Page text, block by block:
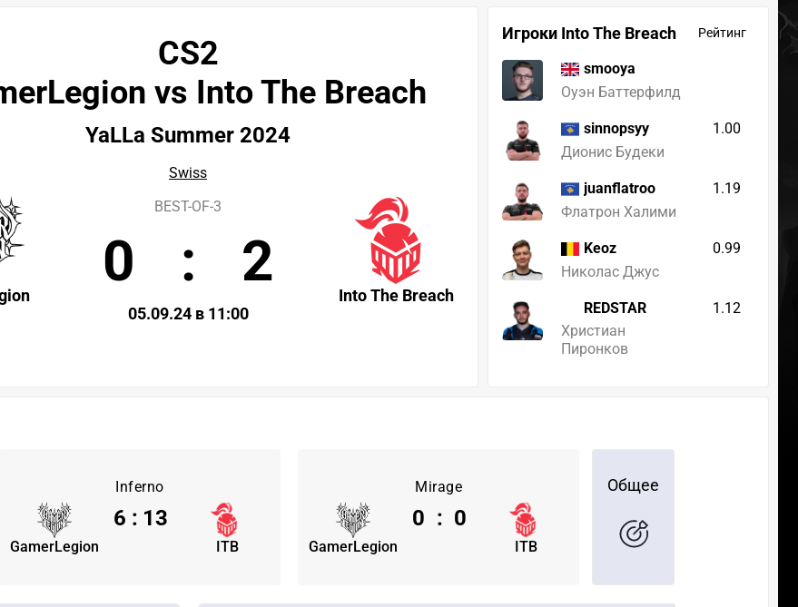
Игроки Into The Breach Рейтинг
smooya
Оуэн Баттерфилд
sinnopsyy
Дионис Будеки
1.00
juanflatroo
Флатрон Халими
1.19
Keoz
Николас Джус
0.99
REDSTAR
Христиан
Пиронков
1.12
CS2
vs Into The Breach
YaLLa Summer 2024
Swiss
Into The Breach
BEST-OF-3
0 : 2
05.09.24 в 11:00
Inferno
GamerLegion ITB
6 : 13
Mirage
GamerLegion ITB
0 : 0
Общее